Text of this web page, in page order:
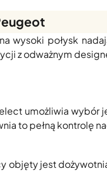
Rama 18cm Pacific
wysoki połysk
z odważnym
umożliwia wybór
to pełną kontrolę
objęty jest